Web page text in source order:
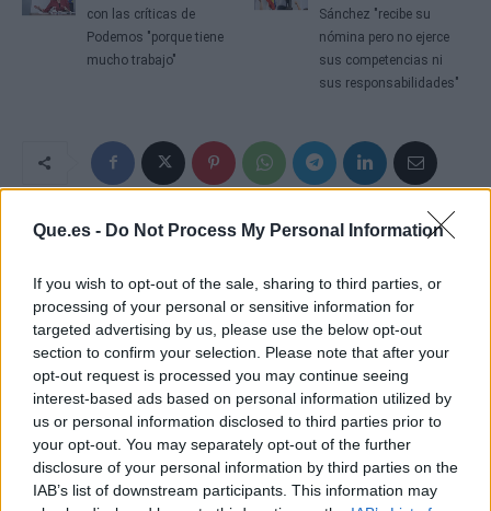
Que.es - Do Not Process My Personal Information
If you wish to opt-out of the sale, sharing to third parties, or
processing of your personal or sensitive information for
targeted advertising by us, please use the below opt-out
section to confirm your selection. Please note that after your
opt-out request is processed you may continue seeing
interest-based ads based on personal information utilized by
us or personal information disclosed to third parties prior to
your opt-out. You may separately opt-out of the further
disclosure of your personal information by third parties on the
IAB’s list of downstream participants. This information may
con las críticas de
Podemos "porque tiene
mucho trabajo"
Sánchez "recibe su
nómina pero no ejerce
sus competencias ni
sus responsabilidades"